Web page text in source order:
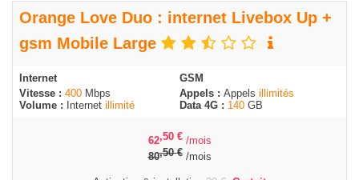
Orange Love Duo : internet Livebox Up +
gsm Mobile Large
Internet
Vitesse : 400 Mbps
Volume :
Internet illimité
GSM
Appels : Appels illimités
Data 4G : 140 GB
62,50 € /mois
80,50€/mois